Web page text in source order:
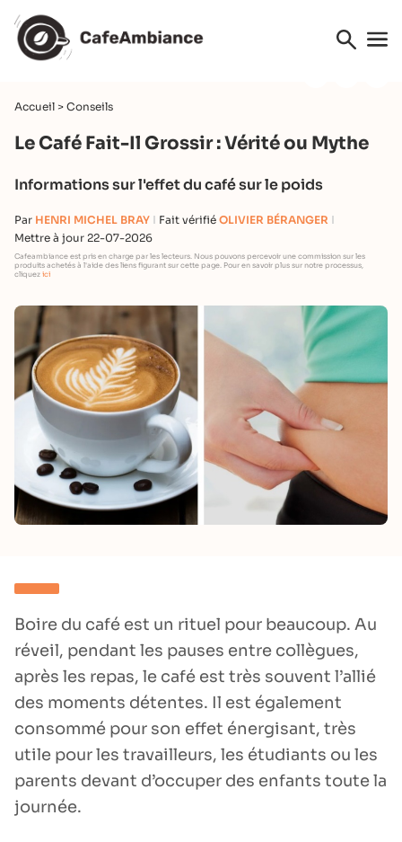
Accueil > Conseils
Le Café Fait-Il Grossir : Vérité ou Mythe
Informations sur l'effet du café sur le poids
Par HENRI MICHEL BRAY Fait vérifié OLIVIER BÉRANGER
Mettre à jour 22-07-2026
Cafeambiance est pris en charge par les lecteurs. Nous pouvons percevoir une commission sur les
produits achetés à l'aide des liens figurant sur cette page. Pour en savoir plus sur notre processus,
cliquez ici
Boire du café est un rituel pour beaucoup. Au
réveil, pendant les pauses entre collègues,
après les repas, le café est très souvent l’allié
des moments détentes. Il est également
consommé pour son effet énergisant, très
utile pour les travailleurs, les étudiants ou les
parents devant d’occuper des enfants toute la
journée.